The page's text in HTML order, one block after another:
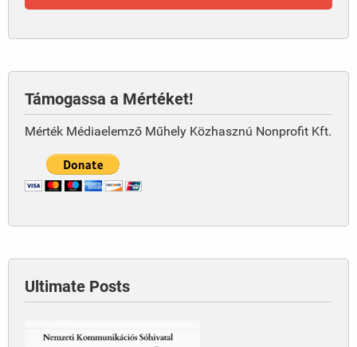
Támogassa a Mértéket!
Mérték Médiaelemző Műhely Közhasznú Nonprofit Kft.
Ultimate Posts